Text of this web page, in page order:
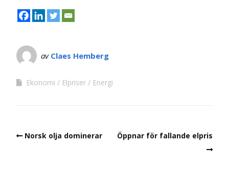
av Claes Hemberg
Ekonomi Elpriser Energi
Norsk olja dominerar Öppnar för fallande elpris